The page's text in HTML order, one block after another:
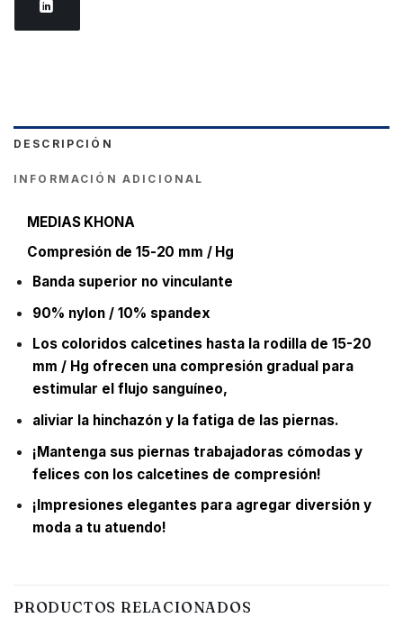
DESCRIPCIÓN
INFORMACIÓN ADICIONAL
MEDIAS KHONA
Compresión de 15-20 mm / Hg
Banda superior no vinculante
90% nylon / 10% spandex
Los coloridos calcetines hasta la rodilla de 15-20
mm / Hg ofrecen una compresión gradual para
estimular el flujo sanguíneo,
aliviar la hinchazón y la fatiga de las piernas.
¡Mantenga sus piernas trabajadoras cómodas y
felices con los calcetines de compresión!
¡Impresiones elegantes para agregar diversión y
moda a tu atuendo!
PRODUCTOS RELACIONADOS